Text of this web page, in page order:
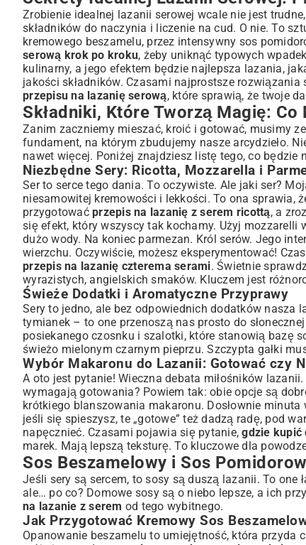
Składniki, Które Tworzą Magię: Co Musisz
Niezbędne Sery: Ricotta, Mozzarella i Parmezan
Świeże Dodatki i Aromatyczne Przyprawy
Wybór Makaronu do Lazanii: Gotować czy Nie?
Sos Beszamelowy i Sos Pomidorowy: Fundament
Jak Przygotować Kremowy Sos Beszamelowy?
Domowy Sos Pomidorowy: Proste Przepisy
Montowanie Lazanii: Warstwa po Warstwie do
Sekwencja Układania Warstw: Klucz do Sukcesu
Ile Czasu Piec Lazanię i W Jakiej Temperaturze?
Wariacje na Temat Lazanii Serowej: Od Klasyki po
Lazania Wegetariańska z Dodatkiem Serów
Lazania z Serem i Szpinakiem: Połączenie Idealne
Lazania z Serem i Mięsem Mielonym: Sycąca Opcja
Porady i Triki: Jak Uniknąć Najczęstszych Błędów?
Idealne Krojenie i Serwowanie Lazanii
Przechowywanie i Odgrzewanie Lazanii
Podsumowanie: Delektuj się Domową Lazanią Serową!
Zrobienie idealnej lazanii serowej wcale nie jest
składników do naczynia i liczenie na cud. O nie. To
kremowego beszamelu, przez intensywny sos
serową krok po kroku, żeby uniknąć typowych
kulinarny, a jego efektem będzie najlepsza lazania,
jakości składników. Czasami najprostsze
przepisu na lazanię serową, które sprawią, że twoje
Składniki, Które Tworzą Magię:
Zanim zaczniemy mieszać, kroić i gotować, musimy
fundament, na którym zbudujemy nasze arcydzieło.
nawet więcej. Poniżej znajdziesz listę tego, co
Niezbędne Sery: Ricotta, Mozzarella i
Ser to serce tego dania. To oczywiste. Ale jaki ser?
niesamowitej kremowości i lekkości. To ona sprawia,
przygotować przepis na lazanię z serem ricottą, a
się efekt, który wszyscy tak kochamy. Użyj mozzarelli
dużo wody. Na koniec parmezan. Król serów. Jego
wierzchu. Oczywiście, możesz eksperymentować!
przepis na lazanię czterema serami. Świetnie
wyrazistych, angielskich smaków. Kluczem jest
Świeże Dodatki i Aromatyczne Przyprawy
Sery to jedno, ale bez odpowiednich dodatków nasza
tymianek – to one przenoszą nas prosto do
posiekanego czosnku i szalotki, które stanowią bazę
świeżo mielonym czarnym pieprzu. Szczypta gałki
Wybór Makaronu do Lazanii: Gotować czy
A oto jest pytanie! Wieczna debata miłośników
wymagają gotowania? Powiem tak: obie opcje są
krótkiego blanszowania makaronu. Dosłownie
jeśli się spieszysz, te „gotowe” też dadzą radę, pod
napęcznieć. Czasami pojawia się pytanie,gdzie kupić
marek. Mają lepszą teksturę. To kluczowe dla
Sos Beszamelowy i Sos
Jeśli sery są sercem, to sosy są duszą lazanii. To one
ale… po co? Domowe sosy są o niebo lepsze, a ich
na lazanie z serem od tego wybitnego.
Jak Przygotować Kremowy Sos
Opanowanie beszamelu to umiejętność, która przyda